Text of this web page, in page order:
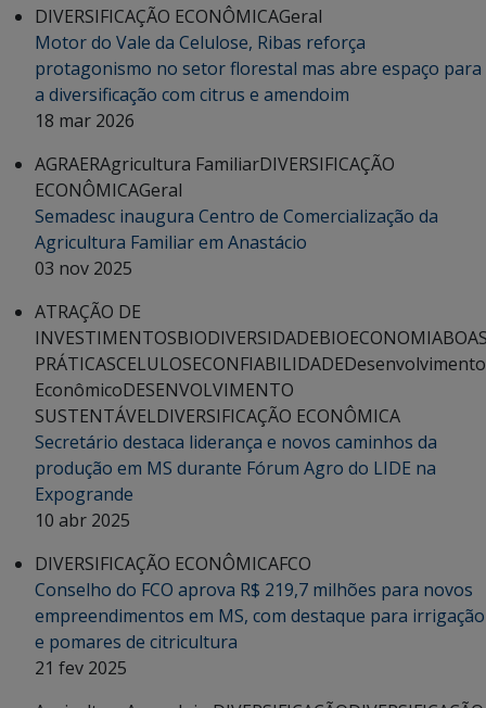
DIVERSIFICAÇÃO ECONÔMICAGeral
Motor do Vale da Celulose, Ribas reforça
protagonismo no setor florestal mas abre espaço para
a diversificação com citrus e amendoim
18 mar 2026
AGRAERAgricultura FamiliarDIVERSIFICAÇÃO
ECONÔMICAGeral
Semadesc inaugura Centro de Comercialização da
Agricultura Familiar em Anastácio
03 nov 2025
ATRAÇÃO DE
INVESTIMENTOSBIODIVERSIDADEBIOECONOMIA
PRÁTICASCELULOSECONFIABILIDADEDesenvolvimento
EconômicoDESENVOLVIMENTO
SUSTENTÁVELDIVERSIFICAÇÃO ECONÔMICA
Secretário destaca liderança e novos caminhos da
produção em MS durante Fórum Agro do LIDE na
Expogrande
10 abr 2025
DIVERSIFICAÇÃO ECONÔMICAFCO
Conselho do FCO aprova R$ 219,7 milhões para novos
empreendimentos em MS, com destaque para irrigação
e pomares de citricultura
21 fev 2025